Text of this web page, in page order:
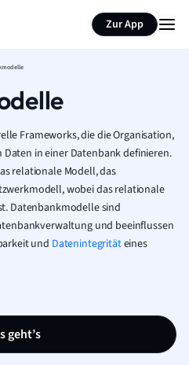
Zur App
Frameworks, die die Organisation,
in einer Datenbank definieren.
relationale Modell, das
wobei das relationale
Datenbankmodelle sind
und beeinflussen
und Datenintegritäteines
geht’s